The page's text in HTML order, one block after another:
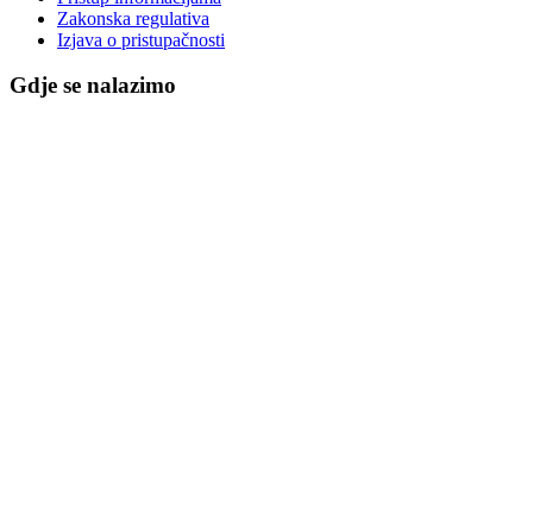
Zakonska regulativa
Izjava o pristupačnosti
Gdje se nalazimo